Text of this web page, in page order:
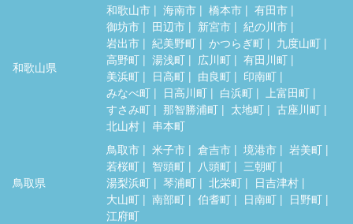
和歌山県
和歌山市 海南市 橋本市
有田市
御坊市
田辺市 新宮市
紀の川市
岩出市
紀美野町 かつらぎ町
九度山町
高野町
湯浅町 広川町
有田川町
美浜町
日高町 由良町
印南町
みなべ町
日高川町 白浜町
上富田町
すさみ町
那智勝浦町 太地町
古座川町
北山村
串本町
鳥取県
鳥取市 米子市 倉吉市 境港市
岩美町
若桜町
智頭町 八頭町
三朝町
湯梨浜町
琴浦町 北栄町
日吉津村
大山町
南部町 伯耆町 日南町
日野町
江府町